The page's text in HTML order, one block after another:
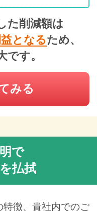
た削減額は
となるため、
です。
みる
で
払拭
徴、貴社内でのご